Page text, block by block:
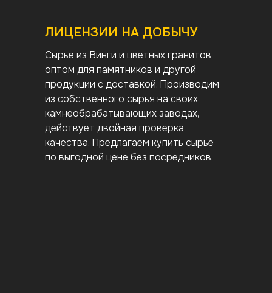
ЛИЦЕНЗИИ НА ДОБЫЧУ
Сырье из Винги и цветных гранитов
оптом для памятников и другой
продукции с доставкой. Производим
из собственного сырья на своих
камнеобрабатывающих заводах,
действует двойная проверка
качества. Предлагаем купить сырье
по выгодной цене без посредников.